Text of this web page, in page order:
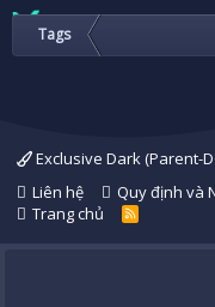
Tags
Exclusive Dark (Parent-
Liên hệ
Quy định và
Trang chủ
R
S